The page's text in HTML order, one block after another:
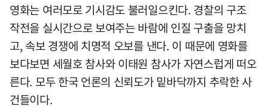
영화는 여러모로 기시감도 불러일으킨다. 경찰의 구조
작전을 실시간으로 보여주는 바람에 인질 구출을 망치
고, 속보 경쟁에 치명적 오보를 낸다. 이 때문에 영화를
보다보면 세월호 참사와 이태원 참사가 자연스럽게 떠오
른다. 모두 한국 언론의 신뢰도가 밑바닥까지 추락한 사
건들이다.